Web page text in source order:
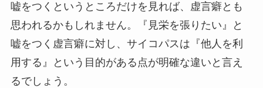
嘘をつくというところだけを見れば、虚言癖とも
思われるかもしれません。『見栄を張りたい』と
嘘をつく虚言癖に対し、サイコパスは『他人を利
用する』という目的がある点が明確な違いと言え
るでしょう。